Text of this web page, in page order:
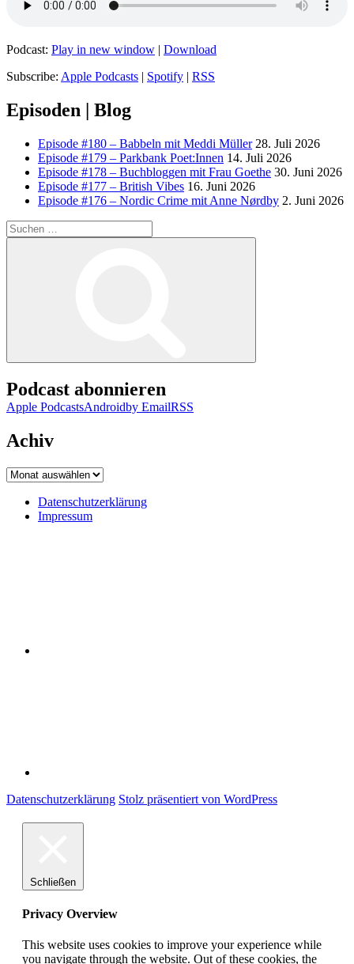
Podcast: Play in new window | Download
Subscribe: Apple Podcasts | Spotify | RSS
Episoden | Blog
Episode #180 – Babbeln mit Meddi Müller 28. Juli 2026
Episode #179 – Parkbank Poet:Innen 14. Juli 2026
Episode #178 – Buchbloggen mit Frau Goethe 30. Juni 2026
Episode #177 – British Vibes 16. Juni 2026
Episode #176 – Nordic Crime mit Anne Nørdby 2. Juni 2026
Suchen
nach:
Podcast abonnieren
Apple PodcastsAndroidby EmailRSS
Achiv
Achiv
Datenschutzerklärung
Impressum
Datenschutzerklärung Stolz präsentiert von WordPress
Schließen
Privacy Overview
This website uses cookies to improve your experience while
you navigate through the website. Out of these cookies, the